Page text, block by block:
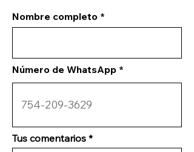
Nombre completo
Número de WhatsApp
Tus comentarios